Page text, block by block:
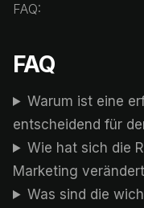
FAQ:
FAQ
Warum ist eine
entscheidend für
Wie hat sich die
Marketing
Was sind die